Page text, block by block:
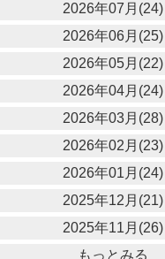
2026年07月(24)
2026年06月(25)
2026年05月(22)
2026年04月(24)
2026年03月(28)
2026年02月(23)
2026年01月(24)
2025年12月(21)
2025年11月(26)
もっとみる